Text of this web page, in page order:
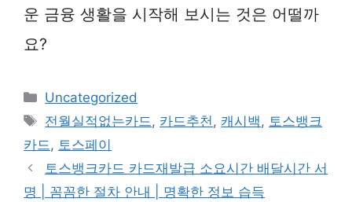
운 금융 생활을 시작해 보시는 것은 어떨까
요?
카
테
리
Uncategorized
태
그
전월실적없는카드 , 카드추천 , 캐시백 , 토스뱅크
카드 , 토스페이
토스뱅크카드 카드재발급 소요시간 배달시간 서
명 | 꼼꼼한 절차 안내 | 명확한 정보 습득